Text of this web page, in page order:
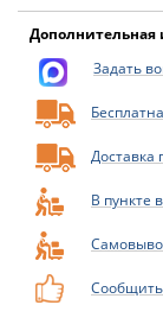
Задать
В пункте